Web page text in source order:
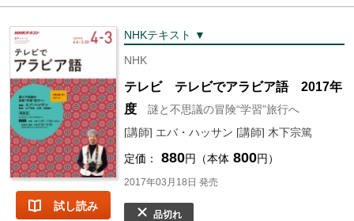
試し読み
NHKテキスト ▼
NHK
テレビ テレビでアラビア語 2017年
度
謎と不思議の冒険“学習”旅行へ
[講師] エバ・ハッサン [講師] 木下宗篤
定価： 880円（本体 800円）
2017年03月18日 発売
品切れ